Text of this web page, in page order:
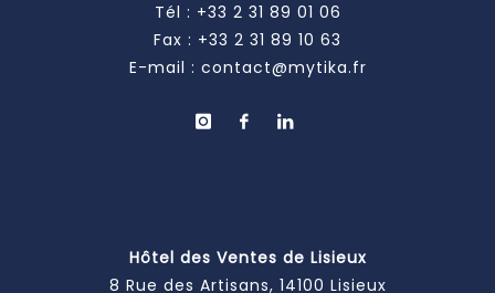
Tél : +33 2 31 89 01 06
Fax : +33 2 31 89 10 63
E-mail : contact@mytika.fr
Hôtel des Ventes de Lisieux
8 Rue des Artisans, 14100 Lisieux